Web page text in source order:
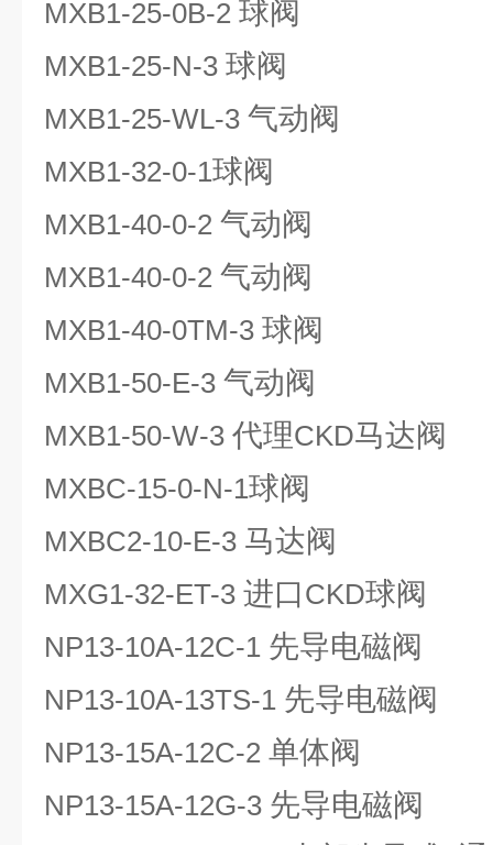
MXB1-25-0B-2 球阀
MXB1-25-N-3 球阀
MXB1-25-WL-3 气动阀
MXB1-32-0-1球阀
MXB1-40-0-2 气动阀
MXB1-40-0-2 气动阀
MXB1-40-0TM-3 球阀
MXB1-50-E-3 气动阀
MXB1-50-W-3 代理CKD马达阀
MXBC-15-0-N-1球阀
MXBC2-10-E-3 马达阀
MXG1-32-ET-3 进口 CKD球阀
NP13-10A-12C-1 先导电磁阀
NP13-10A-13TS-1 先导电磁阀
NP13-15A-12C-2 单体阀
NP13-15A-12G-3 先导电磁阀